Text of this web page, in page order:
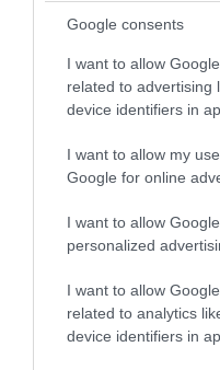
Google consents
I want to allow
related to advertising
device identifiers in
I want to allow my
Google for online
I want to allow
personalized
I want to allow
related to analytics
device identifiers in
απολογηθούν
μισό εκατ. ευρώ
05.08.2026 | 15:20